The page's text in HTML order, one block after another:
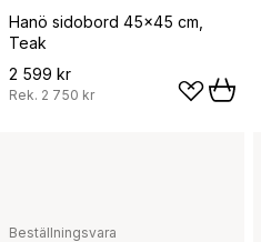
Hanö sidobord 45x45 cm,
Teak
2 599 kr
Rek. 2 750 kr
Beställningsvara